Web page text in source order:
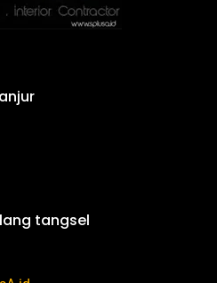
tangsel